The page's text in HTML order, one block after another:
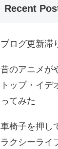
Recent
ブログ更新滞
昔のアニメが
トップ・イ
ってみた
車椅子を押し
ラクシーライ